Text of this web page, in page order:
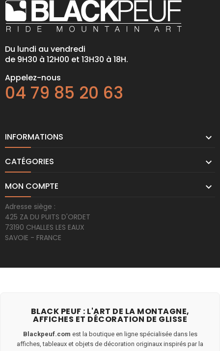
Du lundi au vendredi
de 9H30 à 12H00 et 13H30 à 18H.
Appelez-nous
04 79 85 20 63
INFORMATIONS 
CATÉGORIES 
MON COMPTE 
Adresse siège :
425 ZA DU PUITS D'ORDET
73190 CHALLES LES EAUX
SAVOIE - FRANCE
BLACK PEUF : L'ART DE LA MONTAGNE,
AFFICHES ET DÉCORATION DE GLISSE
Blackpeuf.com est la boutique en ligne spécialisée dans les
affiches, tableaux et objets de décoration originaux inspirés par la